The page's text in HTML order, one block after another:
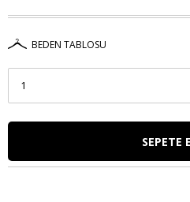
BEDEN TABLOSU